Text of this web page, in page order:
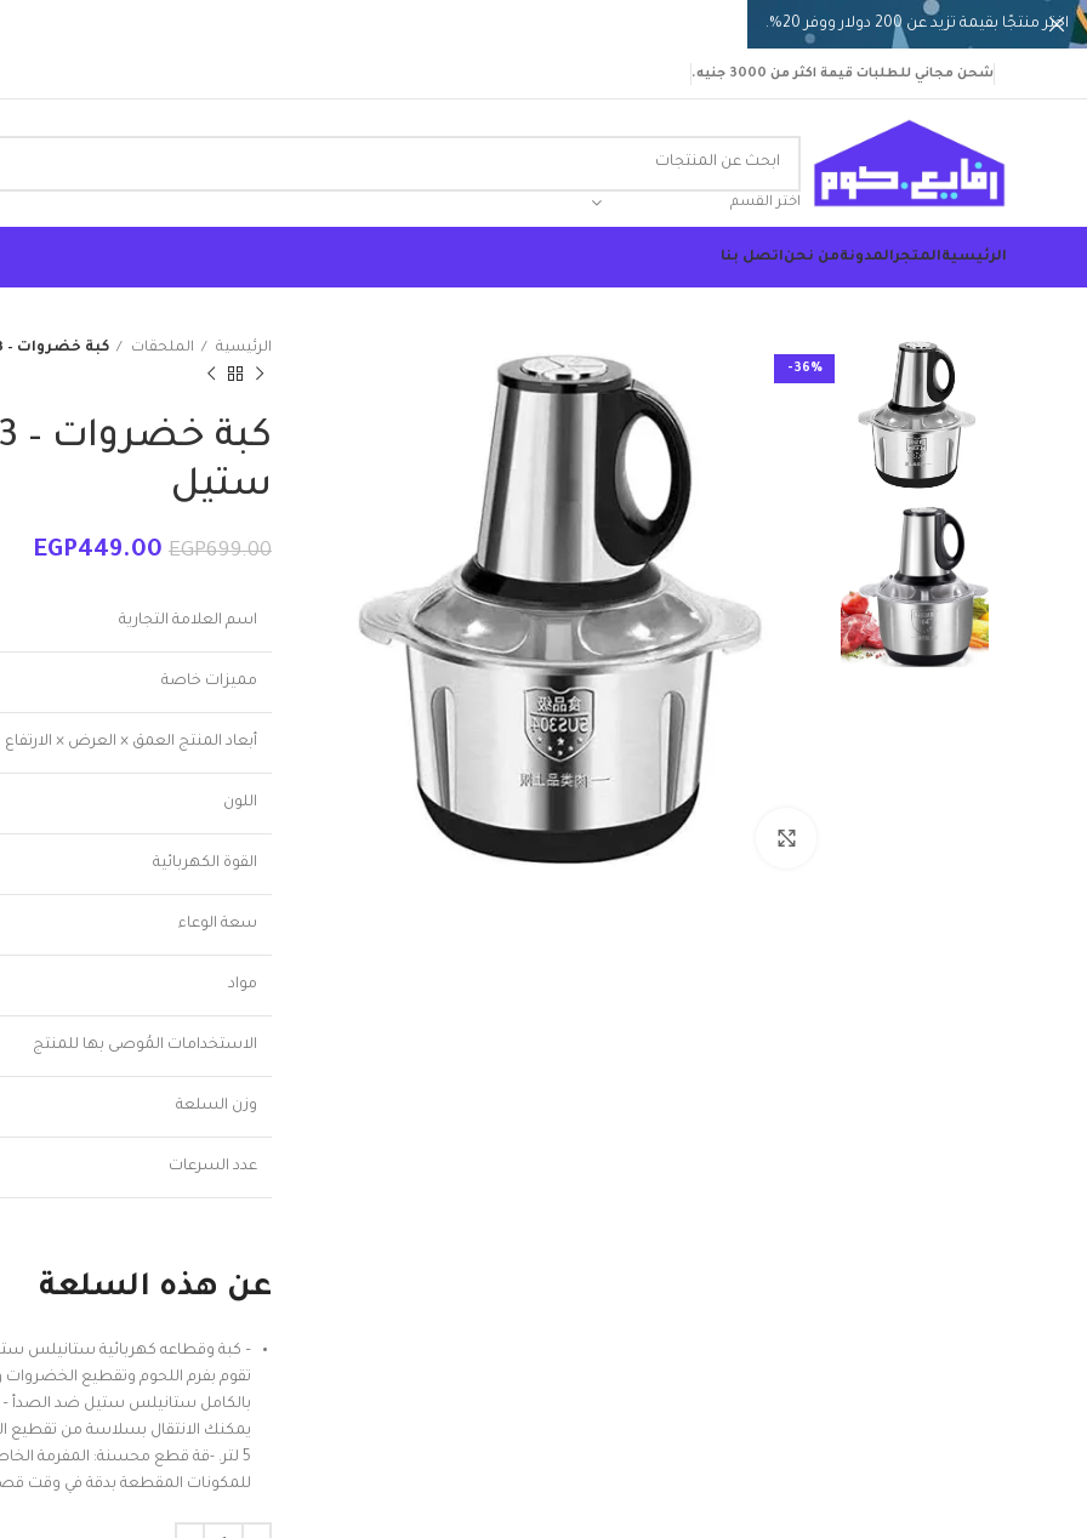
شحن مجاني للطلبات قيمة اكثر من 3000 جنيه.
اختر القسم
الرئيسيةالمتجرالمدونةمن نحناتصل بنا
-36%
انقر للتكبير
الرئيسية الملحقات كبة خضروات – 3 لتر – 1000 وات – ستانلس ستيل
ستيل
EGP699.00
EGP449.00
اسم العلامة التجارية
مميزات خاصة
أبعاد المنتج العمق × العرض × الارتفاع
اللون
القوة الكهربائية
سعة الوعاء
مواد
الاستخدامات المُوصى بها للمنتج
وزن السلعة
عدد السرعات
عن هذه السلعة
يمكنك الانتقال بسلاسة من تقطيع
للمكونات المقطعة بدقة في وقت
اختر منتجًا بقيمة تزيد عن 200 دولار ووفر 20%.